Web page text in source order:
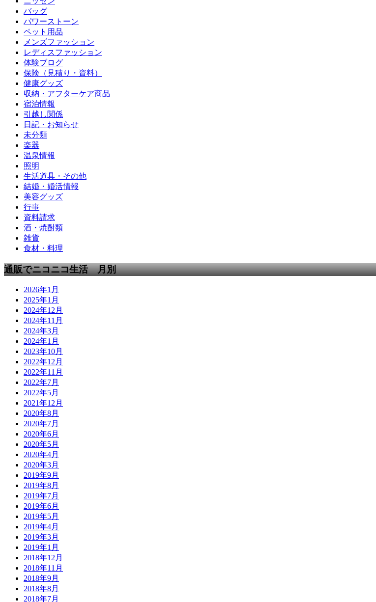
バッグ
パワーストーン
ペット用品
メンズファッション
レディスファッション
体験ブログ
保険（見積り・資料）
健康グッズ
収納・アフターケア商品
宿泊情報
引越し関係
日記・お知らせ
未分類
楽器
温泉情報
照明
生活道具・その他
結婚・婚活情報
美容グッズ
行事
資料請求
酒・焼酎類
雑貨
食材・料理
通販でニコニコ生活 月別
2026年1月
2025年1月
2024年12月
2024年11月
2024年3月
2024年1月
2023年10月
2022年12月
2022年11月
2022年7月
2022年5月
2021年12月
2020年8月
2020年7月
2020年6月
2020年5月
2020年4月
2020年3月
2019年9月
2019年8月
2019年7月
2019年6月
2019年5月
2019年4月
2019年3月
2019年1月
2018年12月
2018年11月
2018年9月
2018年8月
2018年7月